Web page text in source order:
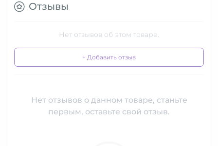
Отзывы
Нет отзывов об этом товаре.
+ Добавить отзыв
Нет отзывов о данном товаре, станьте
первым, оставьте свой отзыв.